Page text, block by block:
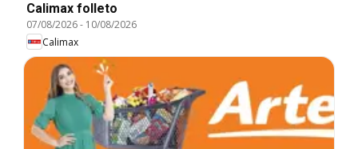
Calimax folleto
07/08/2026- 10/08/2026
Calimax